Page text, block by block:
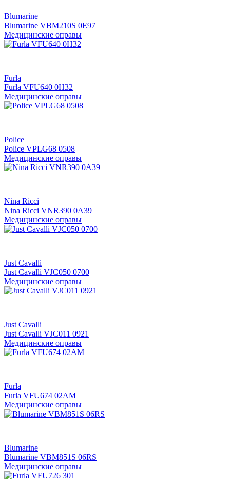
Blumarine
Blumarine VBM210S 0Е97
Медицинские оправы
Furla
Furla VFU640 0H32
Медицинские оправы
Police
Police VPLG68 0508
Медицинские оправы
Nina Ricci
Nina Ricci VNR390 0A39
Медицинские оправы
Just Cavalli
Just Cavalli VJC050 0700
Медицинские оправы
Just Cavalli
Just Cavalli VJC011 0921
Медицинские оправы
Furla
Furla VFU674 02AM
Медицинские оправы
Blumarine
Blumarine VBM851S 06RS
Медицинские оправы